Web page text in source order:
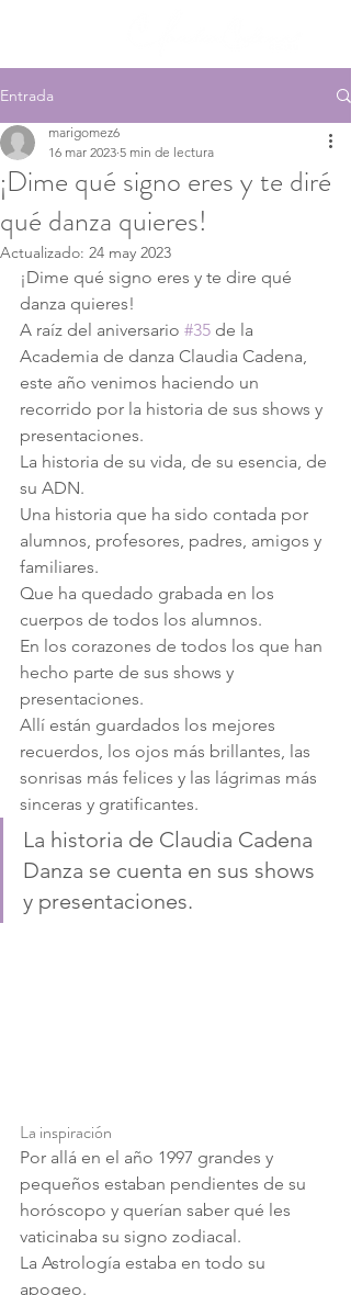
Entrada
¡Dime qué signo eres y te diré
qué danza quieres!
marigomez6
16 mar 2023 5 min de lectura
Actualizado: 24 may 2023
¡Dime qué signo eres y te dire qué
danza quieres!
A raíz del aniversario #35 de la
Academia de danza Claudia Cadena,
este año venimos haciendo un
recorrido por la historia de sus shows y
presentaciones.
La historia de su vida, de su esencia, de
su ADN.
Una historia que ha sido contada por
alumnos, profesores, padres, amigos y
familiares.
Que ha quedado grabada en los
cuerpos de todos los alumnos.
En los corazones de todos los que han
hecho parte de sus shows y
presentaciones.
Allí están guardados los mejores
recuerdos, los ojos más brillantes, las
sonrisas más felices y las lágrimas más
sinceras y gratificantes.
La historia de Claudia Cadena
Danza se cuenta en sus shows
y presentaciones.
La inspiración
Por allá en el año 1997 grandes y
pequeños estaban pendientes de su
horóscopo y querían saber qué les
vaticinaba su signo zodiacal.
La Astrología estaba en todo su
apogeo.